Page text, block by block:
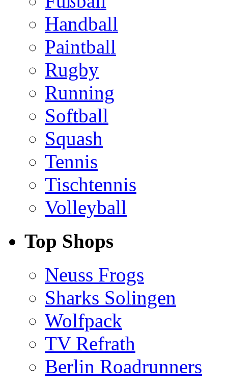
Handball
Paintball
Rugby
Running
Softball
Squash
Tennis
Tischtennis
Volleyball
Top Shops
Neuss Frogs
Sharks Solingen
Wolfpack
TV Refrath
Berlin Roadrunners